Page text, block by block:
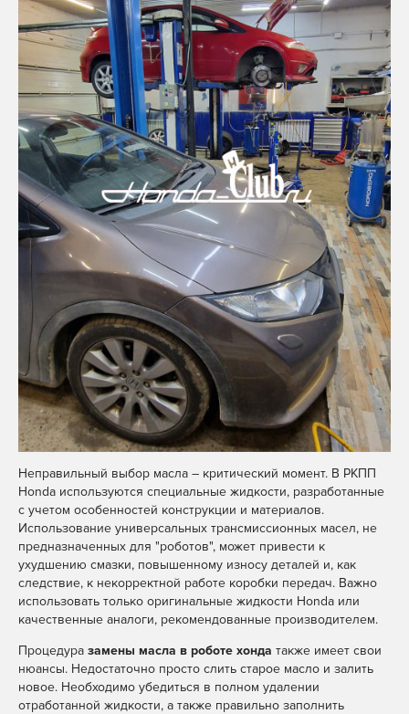
Неправильный выбор масла – критический момент. В РКПП
Honda используются специальные жидкости, разработанные
с учетом особенностей конструкции и материалов.
Использование универсальных трансмиссионных масел, не
предназначенных для "роботов", может привести к
ухудшению смазки, повышенному износу деталей и, как
следствие, к некорректной работе коробки передач. Важно
использовать только оригинальные жидкости Honda или
качественные аналоги, рекомендованные производителем.
Процедура замены масла в роботе хонда также имеет свои
нюансы. Недостаточно просто слить старое масло и залить
новое. Необходимо убедиться в полном удалении
отработанной жидкости, а также правильно заполнить